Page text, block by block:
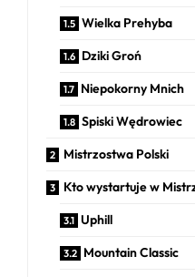
Wielka Prehyba
Dziki Groń
Niepokorny Mnich
Spiski Wędrowiec
Mistrzostwa Polski
Kto wystartuje w
Uphill
Mountain Classic